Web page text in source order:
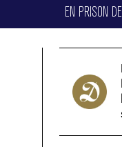
EN PRISON